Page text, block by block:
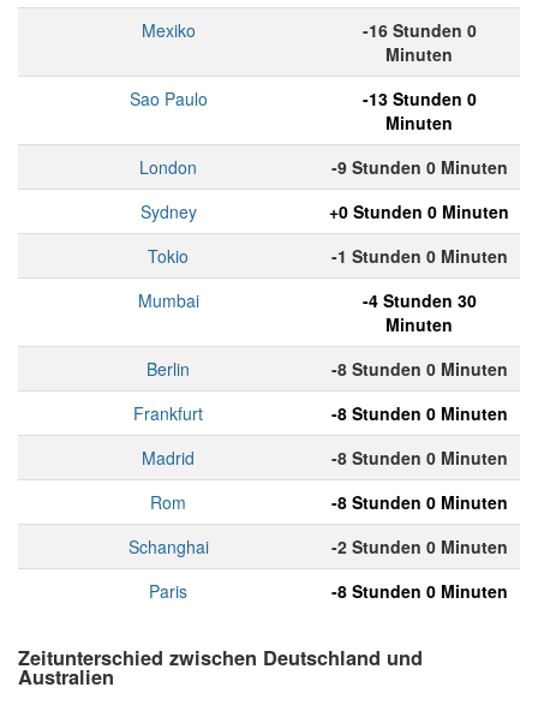
Mexiko
-16 Stunden 0
Minuten
Sao Paulo
-13 Stunden 0
Minuten
London
-9 Stunden 0 Minuten
Sydney
+0 Stunden 0 Minuten
Tokio
-1 Stunden 0 Minuten
Mumbai
-4 Stunden 30
Minuten
Berlin
-8 Stunden 0 Minuten
Frankfurt
-8 Stunden 0 Minuten
Madrid
-8 Stunden 0 Minuten
Rom
-8 Stunden 0 Minuten
Schanghai
-2 Stunden 0 Minuten
Paris
-8 Stunden 0 Minuten
Zeitunterschied zwischen Deutschland und
Australien